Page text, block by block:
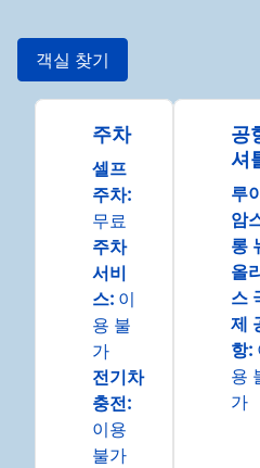
객실 찾기
주차
셀프
주차:
무료
주차
서비
스: 이
용 불
가
전기차
충전:
이용
불가
공
셔
루
암
롱
올
스
제
항:
용
가